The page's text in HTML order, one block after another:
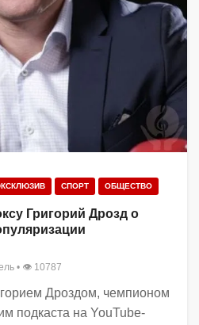
СПОРТ ОБЩЕСТВО
Григорий Дрозд о
• 👁 10787
Дроздом, чемпионом
подкаста на YouTube-